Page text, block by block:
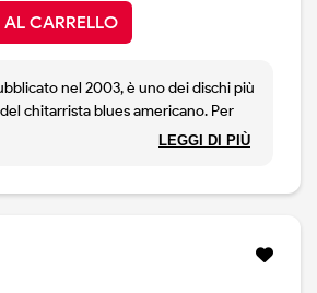
CARRELLO
nel 2003, è uno dei dischi più
chitarrista blues americano. Per
proprio quell'anno,
e Tommy Lepson all'organo.Nel
LEGGI DI PIÙ